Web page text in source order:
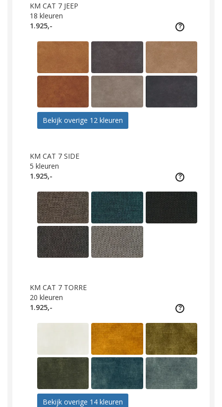
KM CAT 7 JEEP
18 kleuren
1.925,-
Bekijk overige 12 kleuren
KM CAT 7 SIDE
5 kleuren
1.925,-
KM CAT 7 TORRE
20 kleuren
1.925,-
Bekijk overige 14 kleuren